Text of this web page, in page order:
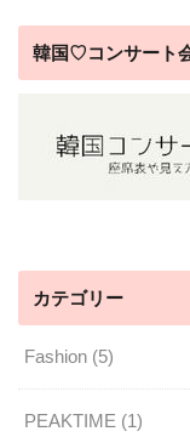
韓国♡コンサート
カテゴリー
Fashion (5)
PEAKTIME (1)